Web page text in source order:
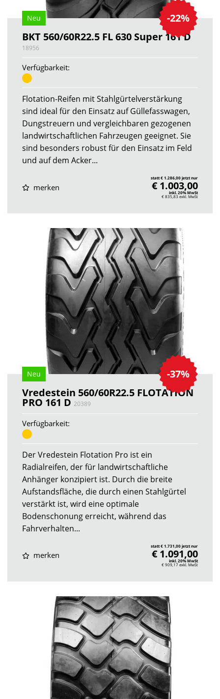
-22%
Neu
BKT 560/60R22.5 FL 630 Super 161 D
18956
Verfügbarkeit:
Flotation-Reifen mit Stahlgürtelverstärkung
sind ideal für den Einsatz auf Güllefasswagen,
Dungstreuern und vergleichbaren gezogenen
landwirtschaftlichen Fahrzeugen geeignet. Sie
sind besonders robust für den Einsatz im Feld
und auf dem Acker...
merken
statt € 1.286,00 jetzt nur
€ 1.003,00
inkl. 20% MwSt
€ 835,83 exkl. MwSt
-37%
Neu
Vredestein 560/60R22.5 FLOTATION
PRO 161 D 20389
Verfügbarkeit:
Der Vredestein Flotation Pro ist ein
Radialreifen, der für landwirtschaftliche
Anhänger konzipiert ist. Durch die breite
Aufstandsfläche, die durch einen Stahlgürtel
verstärkt ist, wird eine optimale
Bodenschonung erreicht, während das
Fahrverhalten...
merken
statt € 1.731,00 jetzt nur
€ 1.091,00
inkl. 20% MwSt
€ 909,17exkl. MwSt